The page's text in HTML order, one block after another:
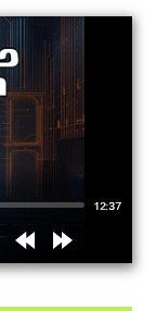
12:37
RewindForward